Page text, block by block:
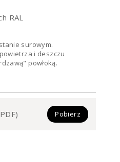
RAL
surowym.
i deszczu
powłoką.
Pobierz